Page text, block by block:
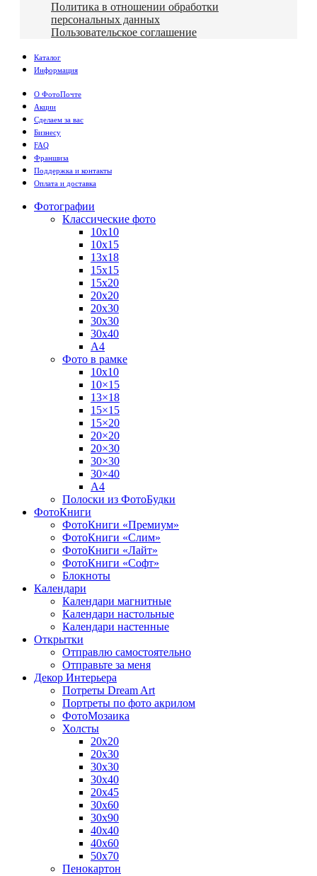
Политика в отношении обработки
персональных данных
Пользовательское соглашение
Каталог
Информация
О ФотоПочте
Акции
Сделаем за вас
Бизнесу
FAQ
Франшиза
Поддержка и контакты
Оплата и доставка
Фотографии
Классические фото
10х10
10х15
13х18
15х15
15х20
20х20
20х30
30х30
30х40
А4
Фото в рамке
10х10
10×15
13×18
15×15
15×20
20×20
20×30
30×30
30×40
A4
Полоски из ФотоБудки
ФотоКниги
ФотоКниги «Премиум»
ФотоКниги «Слим»
ФотоКниги «Лайт»
ФотоКниги «Софт»
Блокноты
Календари
Календари магнитные
Календари настольные
Календари настенные
Открытки
Отправлю самостоятельно
Отправьте за меня
Декор Интерьера
Потреты Dream Art
Портреты по фото акрилом
ФотоМозаика
Холсты
20х20
20х30
30х30
30х40
20х45
30х60
30х90
40х40
40х60
50х70
Пенокартон